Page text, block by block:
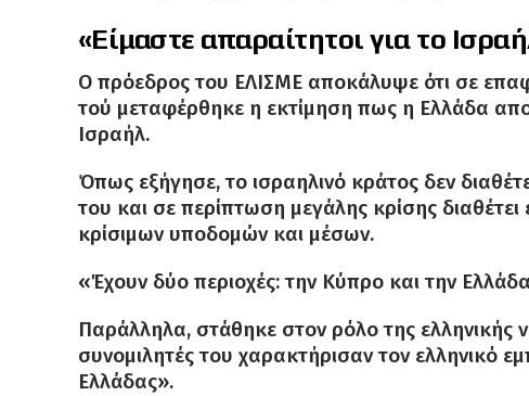
«Είμαστε απαραίτητοι για το
Ο πρόεδρος του ΕΛΙΣΜΕ αποκάλυψε ότι σε
τού μεταφέρθηκε η εκτίμηση πως η Ελλάδα
Ισραήλ.
Όπως εξήγησε, το ισραηλινό κράτος δεν
του και σε περίπτωση μεγάλης κρίσης
κρίσιμων υποδομών και μέσων.
«Έχουν δύο περιοχές: την Κύπρο και την
Παράλληλα, στάθηκε στον ρόλο της ελληνικής
συνομιλητές του χαρακτήρισαν τον ελληνικό
Ελλάδας».